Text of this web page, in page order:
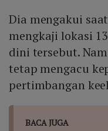
Dia mengakui
mengkaji lokasi
dini tersebut.
tetap mengacu
pertimbangan
BACA JUGA